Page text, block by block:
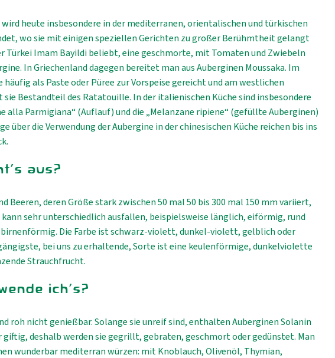
wird heute insbesondere in der mediterranen, orientalischen und türkischen
wo sie mit einigen speziellen Gerichten zu großer Berühmtheit gelangt
Türkei Imam Bayildi beliebt, eine geschmorte, mit Tomaten und Zwiebeln
In Griechenland dagegen bereitet man aus Auberginen Moussaka. Im
häufig als Paste oder Püree zur Vorspeise gereicht und am westlichen
Bestandteil des Ratatouille. In der italienischen Küche sind insbesondere
alla Parmigiana“ (Auflauf) und die „Melanzane ripiene“ (gefüllte Auberginen)
über die Verwendung der Aubergine in der chinesischen Küche reichen bis ins
aus?
Beeren, deren Größe stark zwischen 50 mal 50 bis 300 mal 150 mm variiert,
kann sehr unterschiedlich ausfallen, beispielsweise länglich, eiförmig, rund
Die Farbe ist schwarz-violett, dunkel-violett, gelblich oder
bei uns zu erhaltende, Sorte ist eine keulenförmige, dunkelviolette
Strauchfrucht.
ich's?
roh nicht genießbar. Solange sie unreif sind, enthalten Auberginen Solanin
giftig, deshalb werden sie gegrillt, gebraten, geschmort oder gedünstet. Man
wunderbar mediterran würzen: mit Knoblauch, Olivenöl, Thymian,